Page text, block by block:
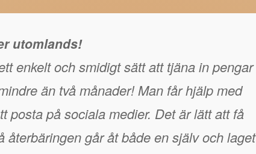
utomlands!
enkelt och smidigt sätt att tjäna in pengar
än två månader! Man får hjälp med
posta på sociala medier. Det är lätt att få
återbäringen går åt både en själv och laget